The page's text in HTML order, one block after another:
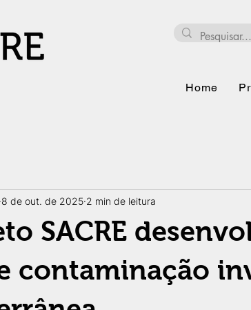
Home
SACRE
contaminação
8 de out. de 2025 2 min de leitura